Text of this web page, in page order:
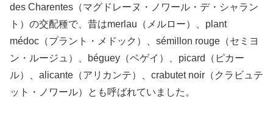
des Charentes（マグドレーヌ・ノワール・デ・シャラン
ト）の交配種で、昔はmerlau（メルロー）、plant
médoc（プラント・メドック）、sémillon rouge（セミヨ
ン・ルージュ）、béguey（ベゲイ）、picard（ピカー
ル）、alicante（アリカンテ）、crabutet noir（クラビュテ
ット・ノワール）とも呼ばれていました。